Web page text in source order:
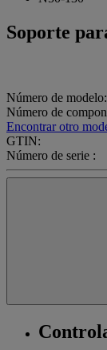
Soporte
Número de modelo:
Número de
Encontrar otro
GTIN:
Número de serie :